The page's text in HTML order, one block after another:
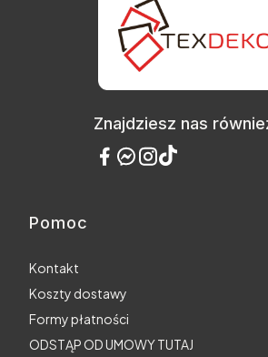
Znajdziesz nas
Linki w stopce
Pomoc
Kontakt
Koszty dostawy
Formy płatności
ODSTĄP OD UMOWY TUTAJ